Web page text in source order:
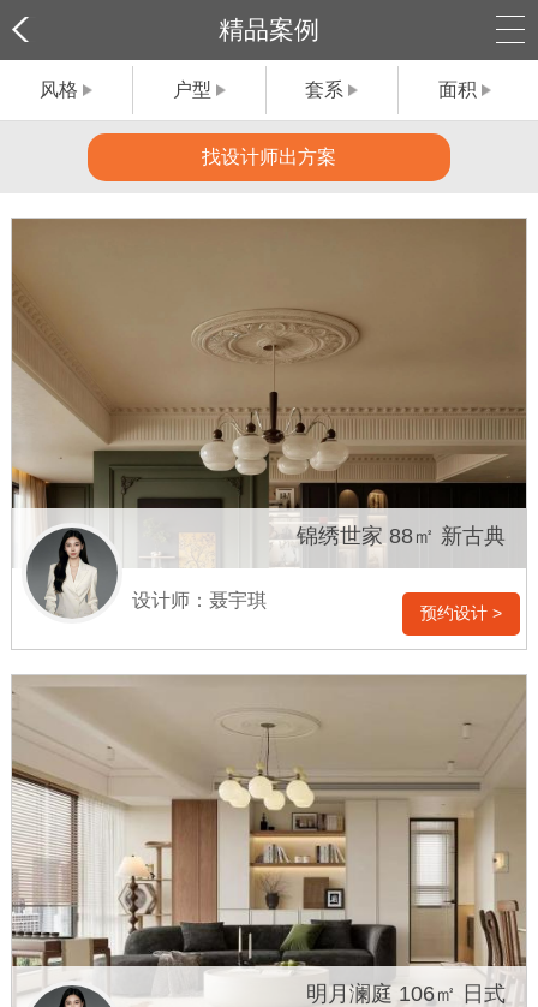
精品案例
风格 户型 套系 面积
找设计师出方案
锦绣世家 88㎡ 新古典
设计师：聂宇琪
预约设计 >
明月澜庭 106㎡ 日式